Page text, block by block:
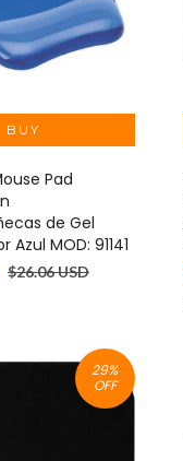
Pad
de Gel
Azul MOD: 91141
$26.06 USD
29%
OFF